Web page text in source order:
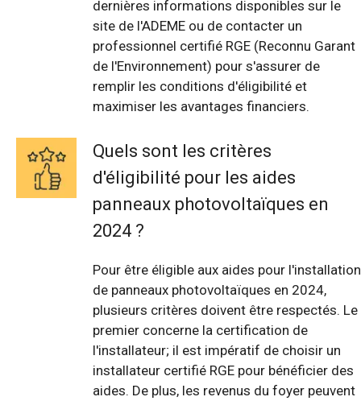
dernières informations disponibles sur le
site de l'ADEME ou de contacter un
professionnel certifié RGE (Reconnu Garant
de l'Environnement) pour s'assurer de
remplir les conditions d'éligibilité et
maximiser les avantages financiers.
Quels sont les critères
d'éligibilité pour les aides
panneaux photovoltaïques en
2024 ?
Pour être éligible aux aides pour l'installation
de panneaux photovoltaïques en 2024,
plusieurs critères doivent être respectés. Le
premier concerne la certification de
l'installateur; il est impératif de choisir un
installateur certifié RGE pour bénéficier des
aides. De plus, les revenus du foyer peuvent